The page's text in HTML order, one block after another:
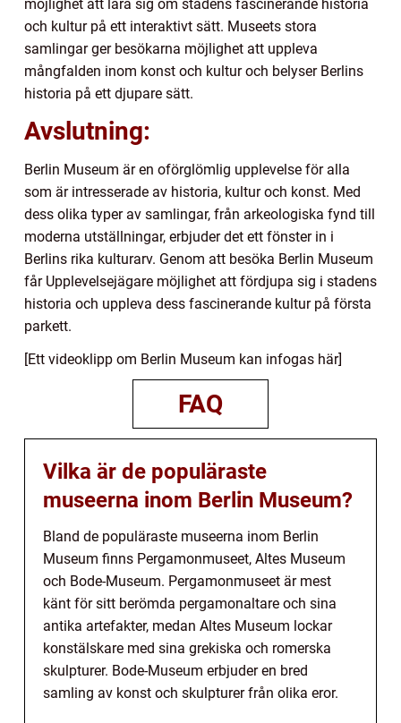
möjlighet att lära sig om stadens fascinerande historia
och kultur på ett interaktivt sätt. Museets stora
samlingar ger besökarna möjlighet att uppleva
mångfalden inom konst och kultur och belyser Berlins
historia på ett djupare sätt.
Avslutning:
Berlin Museum är en oförglömlig upplevelse för alla
som är intresserade av historia, kultur och konst. Med
dess olika typer av samlingar, från arkeologiska fynd till
moderna utställningar, erbjuder det ett fönster in i
Berlins rika kulturarv. Genom att besöka Berlin Museum
får Upplevelsejägare möjlighet att fördjupa sig i stadens
historia och uppleva dess fascinerande kultur på första
parkett.
[Ett videoklipp om Berlin Museum kan infogas här]
FAQ
Vilka är de populäraste
museerna inom Berlin Museum?
Bland de populäraste museerna inom Berlin
Museum finns Pergamonmuseet, Altes Museum
och Bode-Museum. Pergamonmuseet är mest
känt för sitt berömda pergamonaltare och sina
antika artefakter, medan Altes Museum lockar
konstälskare med sina grekiska och romerska
skulpturer. Bode-Museum erbjuder en bred
samling av konst och skulpturer från olika eror.